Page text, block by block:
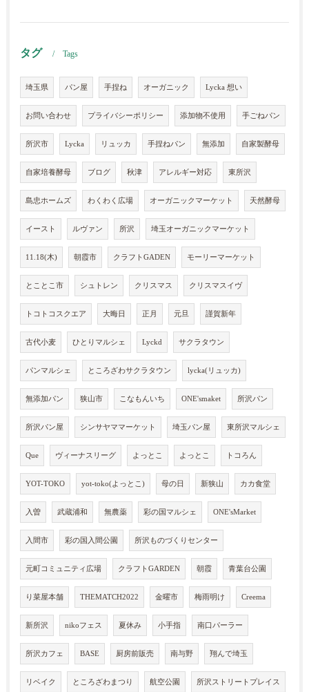
タグ Tags
埼玉県 パン屋 手捏ね オーガニック Lycka 想い
お問い合わせ プライバシーポリシー 添加物不使用 手ごねパン
所沢市 Lycka リュッカ 手捏ねパン 無添加 自家製酵母
自家培養酵母 ブログ 秋津 アレルギー対応 東所沢
島忠ホームズ わくわく広場 オーガニックマーケット 天然酵母
イースト ルヴァン 所沢 埼玉オーガニックマーケット
11.18(木) 朝霞市 クラフトGADEN モーリーマーケット
とことこ市 シュトレン クリスマス クリスマスイヴ
トコトコスクエア 大晦日 正月 元旦 謹賀新年
古代小麦 ひとりマルシェ Lyckd サクラタウン
パンマルシェ ところざわサクラタウン lycka(リュッカ)
無添加パン 狭山市 こなもんいち ONE'smaket 所沢パン
所沢パン屋 シンサヤママーケット 埼玉パン屋 東所沢マルシェ
Que ヴィーナスリーグ よっとこ よっとこ トコろん
YOT-TOKO yot-toko(よっとこ) 母の日 新狭山 カカ食堂
入曽 武蔵浦和 無農薬 彩の国マルシェ ONE'sMarket
入間市 彩の国入間公園 所沢ものづくりセンター
元町コミュニティ広場 クラフトGARDEN 朝霞 青葉台公園
り菜屋本舗 THEMATCH2022 金曜市 梅雨明け Creema
新所沢 nikoフェス 夏休み 小手指 南口パーラー
所沢カフェ BASE 厨房前販売 南与野 翔んで埼玉
リベイク ところざわまつり 航空公園 所沢ストリートプレイス